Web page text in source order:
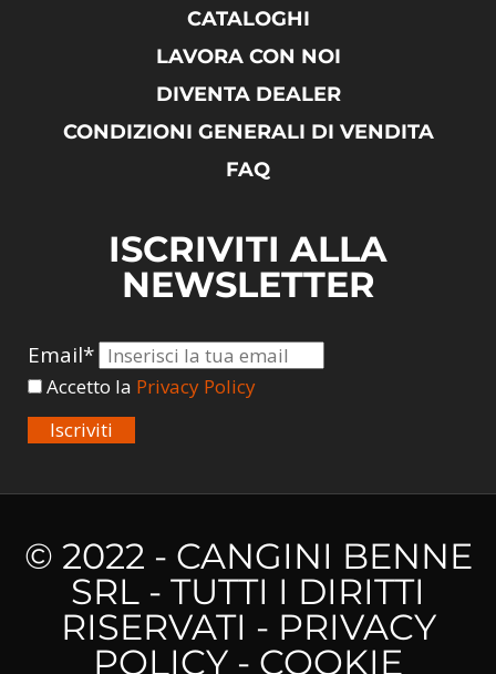
CATALOGHI
LAVORA CON NOI
DIVENTA DEALER
CONDIZIONI GENERALI DI VENDITA
FAQ
ISCRIVITI ALLA
NEWSLETTER
Email*
Accetto la Privacy Policy
Iscriviti
© 2022 - CANGINI BENNE
SRL - TUTTI I DIRITTI
RISERVATI - PRIVACY
POLICY - COOKIE